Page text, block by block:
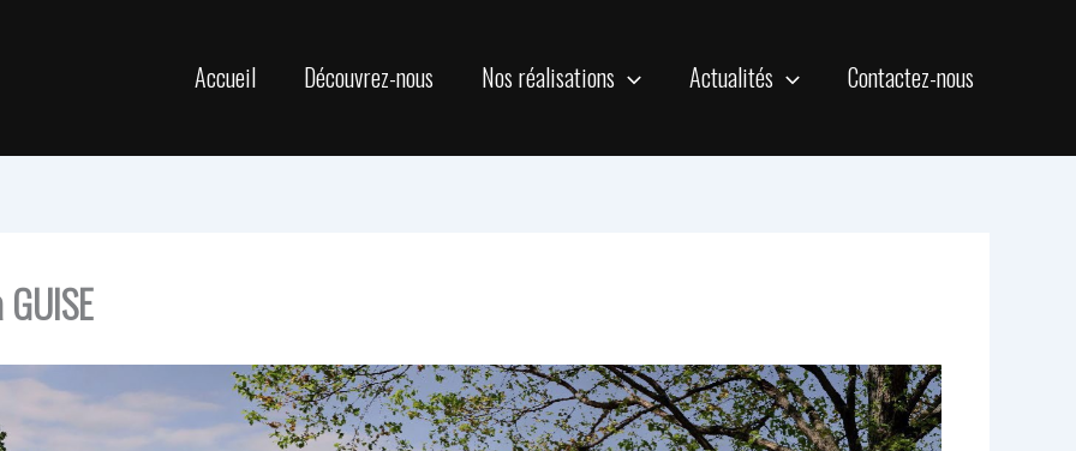
Accueil Découvrez-nous Nos réalisations Actualités Contactez-nous